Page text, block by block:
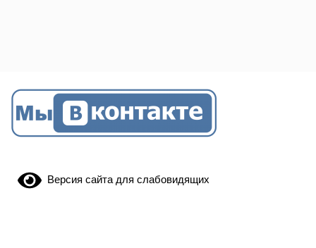
Версия сайта для слабовидящих